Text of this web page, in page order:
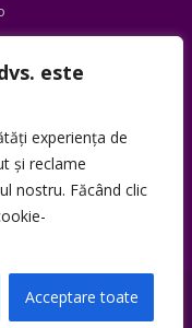
este
experiența de
și reclame
nostru. Făcând clic
Acceptare toate
Nr.2
rezervate.